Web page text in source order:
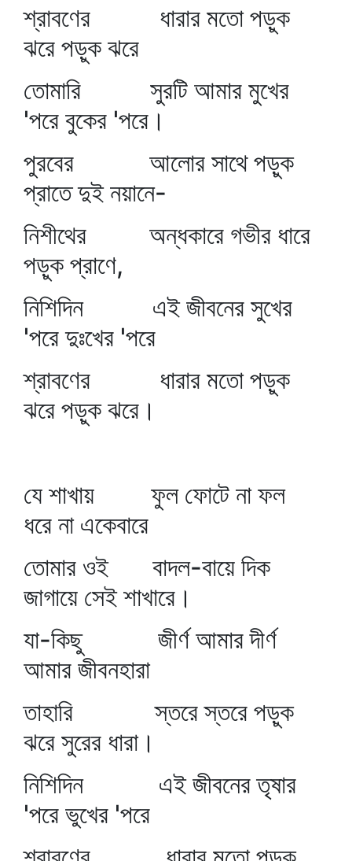
শ্রাবণের ধারার মতো পড়ুক
ঝরে পড়ুক ঝরে
তোমারি সুরটি আমার মুখের
'পরে বুকের 'পরে।
পুরবের আলোর সাথে পড়ুক
প্রাতে দুই নয়ানে-
নিশীথের অন্ধকারে গভীর ধারে
পড়ুক প্রাণে,
নিশিদিন এই জীবনের সুখের
'পরে দুঃখের 'পরে
শ্রাবণের ধারার মতো পড়ুক
ঝরে পড়ুক ঝরে।
যে শাখায় ফুল ফোটে না ফল
ধরে না একেবারে
তোমার ওই বাদল-বায়ে দিক
জাগায়ে সেই শাখারে।
যা-কিছু জীর্ণ আমার দীর্ণ
আমার জীবনহারা
তাহারি স্তরে স্তরে পড়ুক
ঝরে সুরের ধারা।
নিশিদিন এই জীবনের তৃষার
'পরে ভুখের 'পরে